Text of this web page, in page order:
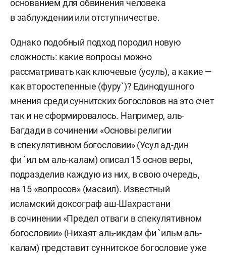
основанием для обвинения человека
в заблуждении или отступничестве.
Однако подобный подход породил новую
сложность: какие вопросы можно
рассматривать как ключевые (усуль), а какие —
как второстепенные (фуру`)? Единодушного
мнения среди суннитских богословов на это счет
так и не сформировалось. Например, аль-
Багдади в сочинении «Основы религии
в спекулятивном богословии» (Усул ад-дин
фи `ил ьм аль-калам) описал 15 основ веры,
подразделив каждую из них, в свою очередь,
на 15 «вопросов» (масаил). Известный
исламский доксограф аш-Шахрастани
в сочинении «Предел отваги в спекулятивном
богословии» (Нихаят аль-икдам фи `ильм аль-
калам) представит суннитское богословие уже